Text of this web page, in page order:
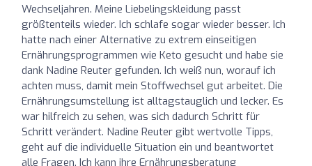
Wechseljahren. Meine Liebelingskleidung passt
größtenteils wieder. Ich schlafe sogar wieder besser. Ich
hatte nach einer Alternative zu extrem einseitigen
Ernährungsprogrammen wie Keto gesucht und habe sie
dank Nadine Reuter gefunden. Ich weiß nun, worauf ich
achten muss, damit mein Stoffwechsel gut arbeitet. Die
Ernährungsumstellung ist alltagstauglich und lecker. Es
war hilfreich zu sehen, was sich dadurch Schritt für
Schritt verändert. Nadine Reuter gibt wertvolle Tipps,
geht auf die individuelle Situation ein und beantwortet
alle Fragen. Ich kann ihre Ernährungsberatung